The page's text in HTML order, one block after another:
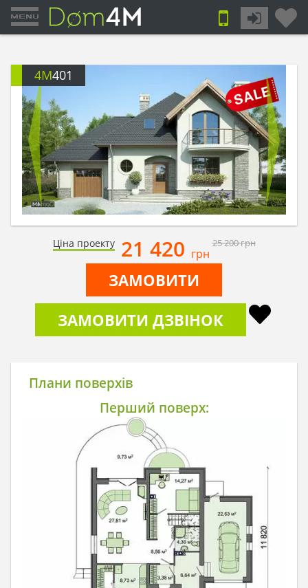
4M401
Ціна проекту 21 420 грн
25 200грн
ЗАМОВИТИ
ЗАМОВИТИ ДЗВІНОК
Плани поверхів
Перший поверх: